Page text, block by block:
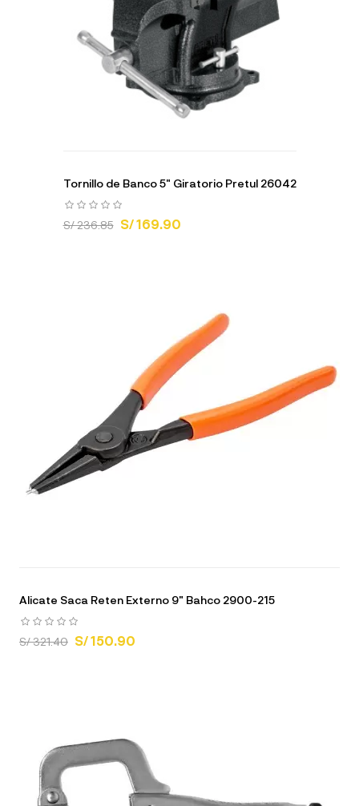
Tornillo de Banco 5" Giratorio Pretul 26042
S/ 236.85 S/ 169.90
Alicate Saca Reten Externo 9" Bahco 2900-215
S/ 321.40 S/ 150.90